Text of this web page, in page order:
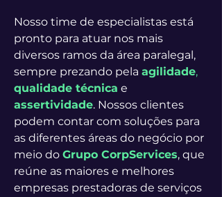
Nosso time de especialistas está
pronto para atuar nos mais
diversos ramos da área paralegal,
sempre prezando pela agilidade,
qualidade técnica e
assertividade. Nossos clientes
podem contar com soluções para
as diferentes áreas do negócio por
meio do Grupo CorpServices, que
reúne as maiores e melhores
empresas prestadoras de serviços